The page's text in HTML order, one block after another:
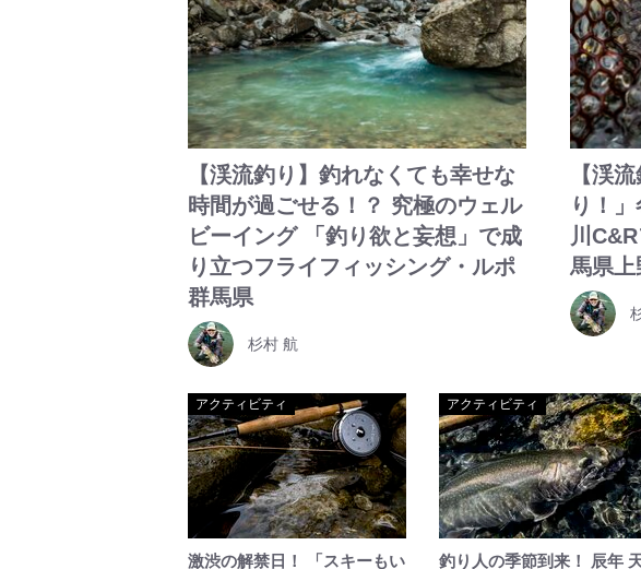
【渓流釣り】釣れなくても幸せな
時間が過ごせる！？ 究極のウェル
ビーイング 「釣り欲と妄想」で成
り立つフライフィッシング・ルポ
群馬県
杉村 航
【渓
り！
川
馬県上
アクティビティ
激渋の解禁日！ 「スキーもい
アクティビティ
釣り人の季節到来！ 辰年